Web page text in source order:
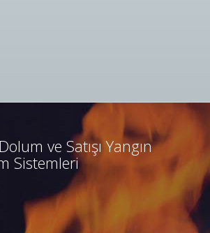
ve Satışı Yangın
Sistemleri
Bursa adresli ve konvansiyonel
yangın alarm sistemleri
projelendirme, duman, ısı,
kombine dedektörler, kontrol
panelleri ve yangın butonları
satış, bakım, montajı.
Devamını Oku